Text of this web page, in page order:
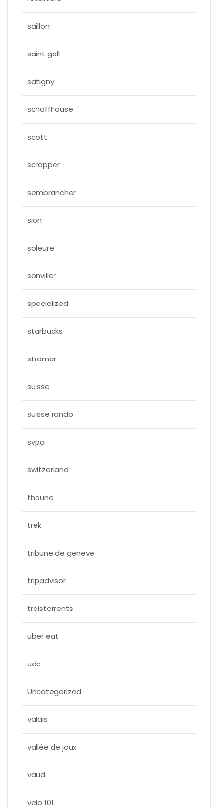
saillon
saint gall
satigny
schaffhouse
scott
scrapper
sembrancher
sion
soleure
sonvilier
specialized
starbucks
stromer
suisse
suisse rando
svpa
switzerland
thoune
trek
tribune de geneve
tripadvisor
troistorrents
uber eat
udc
Uncategorized
valais
vallée de joux
vaud
velo 101